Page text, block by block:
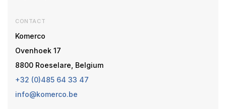
CONTACT
Komerco
Ovenhoek 17
8800 Roeselare, Belgium
+32 (0)485 64 33 47
info@komerco.be